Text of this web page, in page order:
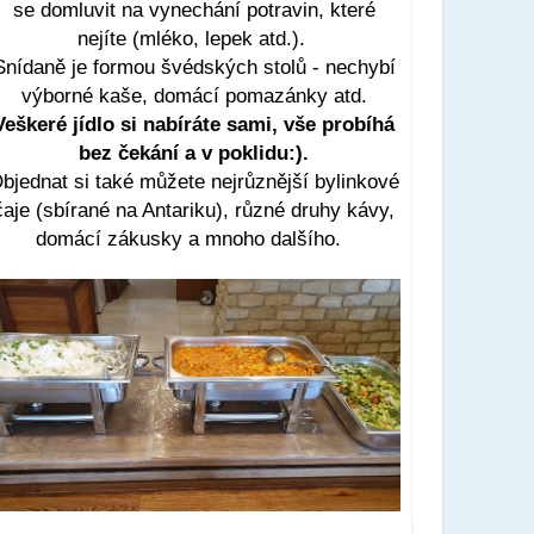
se domluvit na vynechání potravin, které
nejíte (mléko, lepek atd.).
je formou švédských stolů - nechybí
výborné kaše, domácí pomazánky atd.
jídlo si nabíráte sami, vše probíhá
bez čekání a v poklidu:).
si také můžete nejrůznější bylinkové
(sbírané na Antariku), různé druhy kávy,
domácí zákusky a mnoho dalšího.